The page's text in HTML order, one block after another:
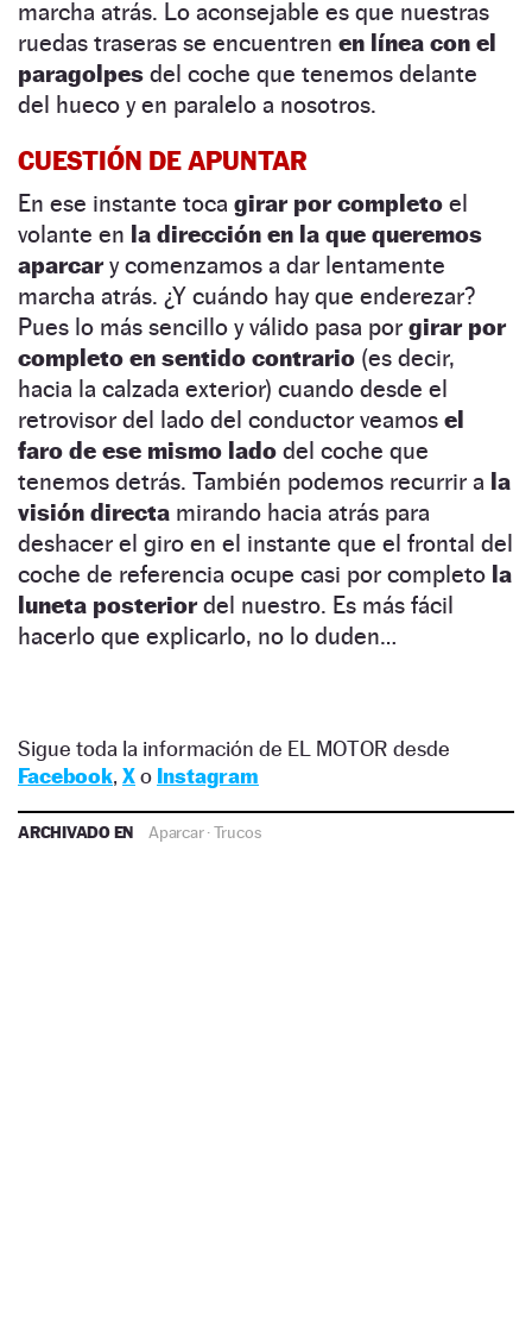
marcha atrás. Lo aconsejable es que nuestras
ruedas traseras se encuentren en línea con el
paragolpes del coche que tenemos delante
del hueco y en paralelo a nosotros.
CUESTIÓN DE APUNTAR
En ese instante toca girar por completo el
volante en la dirección en la que queremos
aparcary comenzamos a dar lentamente
marcha atrás. ¿Y cuándo hay que enderezar?
Pues lo más sencillo y válido pasa por girar por
completo en sentido contrario (es decir,
hacia la calzada exterior) cuando desde el
retrovisor del lado del conductor veamos el
faro de ese mismo lado del coche que
tenemos detrás. También podemos recurrir a la
visión directa mirando hacia atrás para
deshacer el giro en el instante que el frontal del
coche de referencia ocupe casi por completo la
luneta posteriordel nuestro. Es más fácil
hacerlo que explicarlo, no lo duden…
Sigue toda la información de EL MOTOR desde
Facebook, Xo Instagram
ARCHIVADO EN Aparcar·Trucos